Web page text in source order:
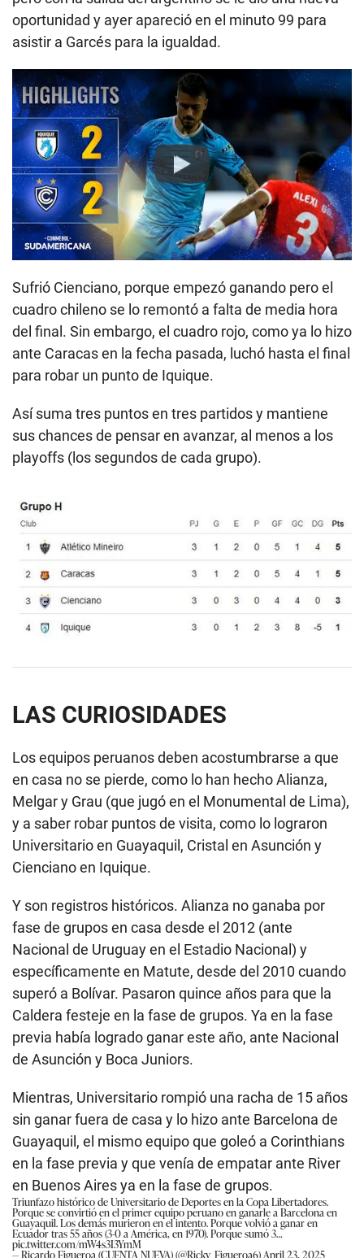
oportunidad y ayer apareció en el minuto 99 para
asistir a Garcés para la igualdad.
Play
Sufrió Cienciano, porque empezó ganando pero el
cuadro chileno se lo remontó a falta de media hora
del final. Sin embargo, el cuadro rojo, como ya lo hizo
ante Caracas en la fecha pasada, luchó hasta el final
para robar un punto de Iquique.
Así suma tres puntos en tres partidos y mantiene
sus chances de pensar en avanzar, al menos a los
playoffs (los segundos de cada grupo).
LAS CURIOSIDADES
Los equipos peruanos deben acostumbrarse a que
en casa no se pierde, como lo han hecho Alianza,
Melgar y Grau (que jugó en el Monumental de Lima),
y a saber robar puntos de visita, como lo lograron
Universitario en Guayaquil, Cristal en Asunción y
Cienciano en Iquique.
Y son registros históricos. Alianza no ganaba por
fase de grupos en casa desde el 2012 (ante
Nacional de Uruguay en el Estadio Nacional) y
específicamente en Matute, desde del 2010 cuando
superó a Bolívar. Pasaron quince años para que la
Caldera festeje en la fase de grupos. Ya en la fase
previa había logrado ganar este año, ante Nacional
de Asunción y Boca Juniors.
Mientras, Universitario rompió una racha de 15 años
sin ganar fuera de casa y lo hizo ante Barcelona de
Guayaquil, el mismo equipo que goleó a Corinthians
en la fase previa y que venía de empatar ante River
en Buenos Aires ya en la fase de grupos.
Triunfazo histórico de Universitario de Deportes en la Copa Libertadores.
Porque se convirtió en el primer equipo peruano en ganarle a Barcelona en
Guayaquil. Los demás murieron en el intento. Porque volvió a ganar en
Ecuador tras 55 años (3-0 a América, en 1970). Porque sumó 3…
pic.twitter.com/mW4s3I3YmM
— Ricardo Figueroa (CUENTA NUEVA) (@Ricky_Figueroa6)April 23, 2025